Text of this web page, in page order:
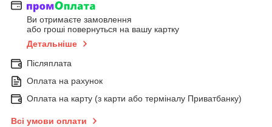
Ви отримаєте замовлення
або гроші повернуться на вашу картку
Детальніше
Післяплата
Оплата на рахунок
Оплата на карту (з карти або терміналу Приватбанку)
Всі умови оплати